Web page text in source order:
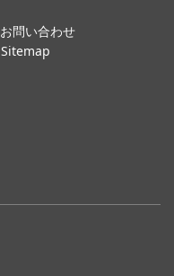
お問い合わせ
Sitemap